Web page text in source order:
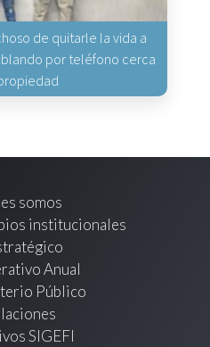
de quitarle la vida a
por teléfono cerca
somos
institucionales
Anual
Público
SIGEFI